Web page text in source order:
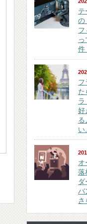
テ
の
フ
っ
件
フ
た
ラ
好
る
い
オ
落
ダ
バ
さ